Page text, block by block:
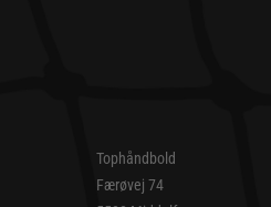
Tophåndbold
Færøvej 74